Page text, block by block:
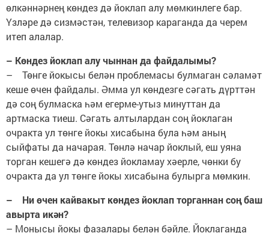
өлкәннәрнең көндез дә йоклап алу мөмкинлеге бар.
Үзләре дә сизмәстән, телевизор караганда да черем
итеп алалар.
– Көндез йоклап алу чыннан да файдалымы?
– Төнге йокысы белән проблемасы булмаган сәламәт
кеше өчен файдалы. Әмма ул көндезге сәгать дүрттән
дә соң булмаска һәм егерме-утыз минуттан да
артмаска тиеш. Сәгать алтылардан соң йоклаган
очракта ул төнге йокы хисабына була һәм аның
сыйфаты да начарая. Төнлә начар йоклый, еш уяна
торган кешегә дә көндез йокламау хәерле, чөнки бу
очракта да ул төнге йокы хисабына булырга мөмкин.
– Ни өчен кайвакыт көндез йоклап торганнан соң баш
авырта икән?
– Монысы йокы фазалары белән бәйле. Йоклаганда